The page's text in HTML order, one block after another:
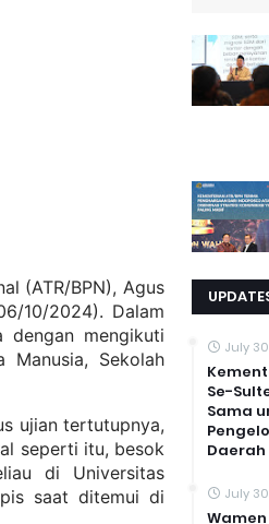
(ATR/BPN), Agus
10/2024). Dalam
dengan mengikuti
Manusia, Sekolah
ujian tertutupnya,
seperti itu, besok
di Universitas
saat ditemui di
July
Se-
Sama
Daerah
July
Wamen